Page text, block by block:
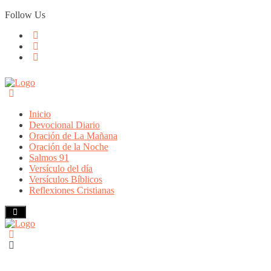
Skip
to
Follow Us
Inicio
Devocional Diario
Oración de La Mañana
Oración de la Noche
Salmos 91
Versículo del día
Versículos Bíblicos
Reflexiones Cristianas